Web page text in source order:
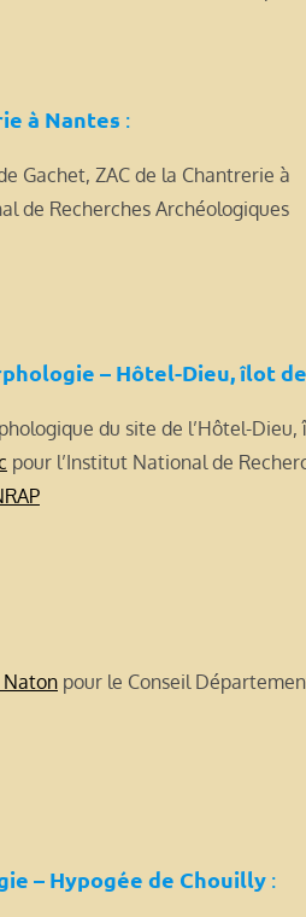
à Nantes :
Gachet, ZAC de la Chantrerie à
de Recherches Archéologiques
– Hôtel-Dieu, îlot
du site de l’Hôtel-
pour l’Institut National de
Naton pour le Conseil
– Hypogée de Chouilly :